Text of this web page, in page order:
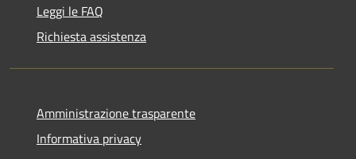
Leggi le FAQ
Richiesta assistenza
Amministrazione trasparente
Informativa privacy